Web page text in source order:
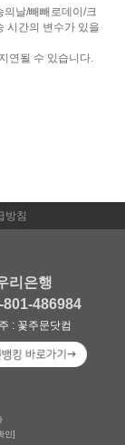
의날/빼빼로데이/크
시간의 변수가 있을
연될 수 있습니다.
방침
리은행
801-486984
: 꽃주문닷컴
인]